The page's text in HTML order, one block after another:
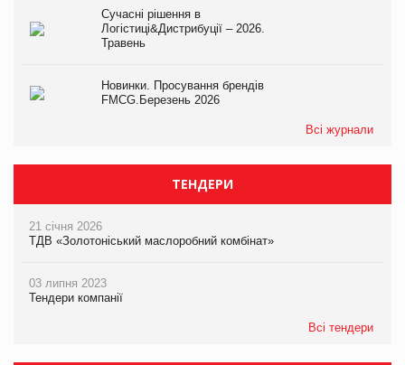
Сучасні рішення в
Логістиці&Дистрибуції – 2026.
Травень
Новинки. Просування брендів
FMCG.Березень 2026
Всі журнали
ТЕНДЕРИ
21 січня 2026
ТДВ «Золотоніський маслоробний комбінат»
03 липня 2023
Тендери компанії
Всі тендери